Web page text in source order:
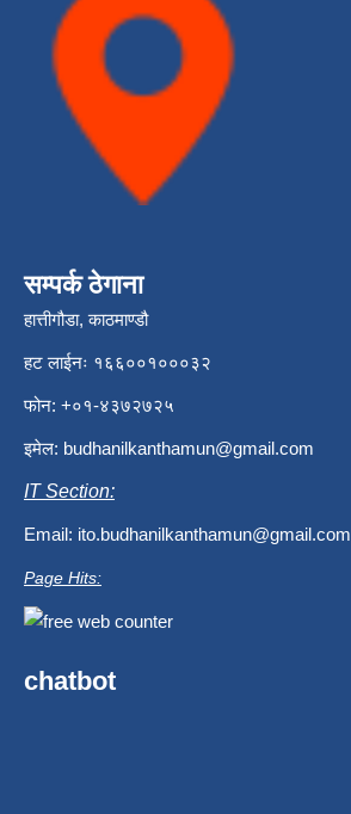
सम्पर्क ठेगाना
हात्तीगौडा, काठमाण्डौ
हट लाईनः १६६००१०००३२
फोन: +०१-४३७२७२५
इमेल: budhanilkanthamun@gmail.com
IT Section:
Email: ito.budhanilkanthamun@gmail.com
Page Hits:
chatbot